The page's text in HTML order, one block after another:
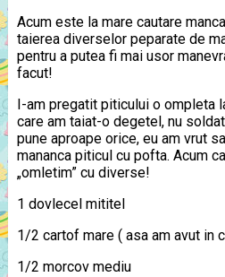
Acum este la mare cautare
taierea diverselor peparate de
pentru a putea fi mai usor
facut!
I-am pregatit piticului o ompleta
care am taiat-o degetel, nu
pune aproape orice, eu am vrut
mananca piticul cu pofta. Acum
„omletim” cu diverse!
1 dovlecel mititel
1/2 cartof mare ( asa am avut in
1/2 morcov mediu